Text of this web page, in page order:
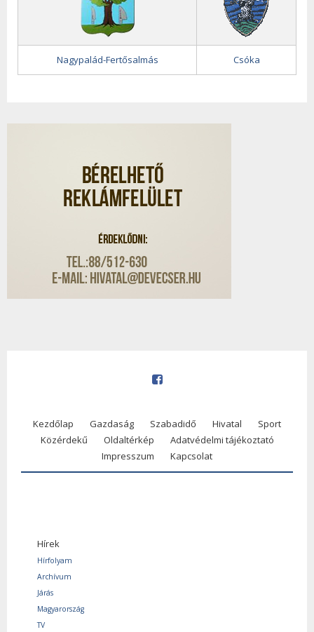
Nagypalád-Fertősalmás Csóka
Kezdőlap Gazdaság Szabadidő Hivatal
Sport
Közérdekű
Oldaltérkép
Adatvédelmi tájékoztató
Impresszum
Kapcsolat
Hírek
Hírfolyam
Archívum
Járás
Magyarország
TV